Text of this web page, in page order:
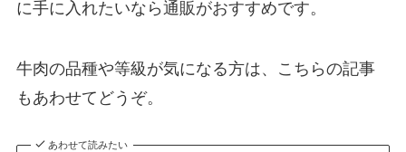
に手に入れたいなら通販がおすすめです。
牛肉の品種や等級が気になる方は、こちらの記事
もあわせてどうぞ。
あわせて読みたい